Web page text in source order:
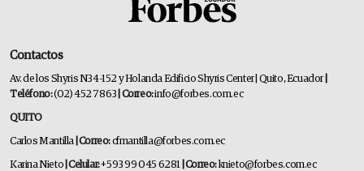
Contactos
Av. de los Shyris N34-152 y Holanda Edificio Shyris Center | Quito, Ecuador
Teléfono:(02) 452 7863 | Correo:info@forbes.com.ec
QUITO
Carlos Mantilla | Correo:cfmantilla@forbes.com.ec
Karina Nieto | Celular:+593 99 045 6281 | Correo:knieto@forbes.com.ec